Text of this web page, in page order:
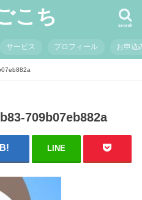
こち search
サービス プロフィール お申込
709b07eb882a
LINE